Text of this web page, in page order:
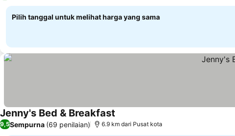
Pilih tanggal untuk melihat harga yang sama
Jenny's Bed & Breakfast
9,5Sempurna (69 penilaian) 6.9 km dari Pusat kota